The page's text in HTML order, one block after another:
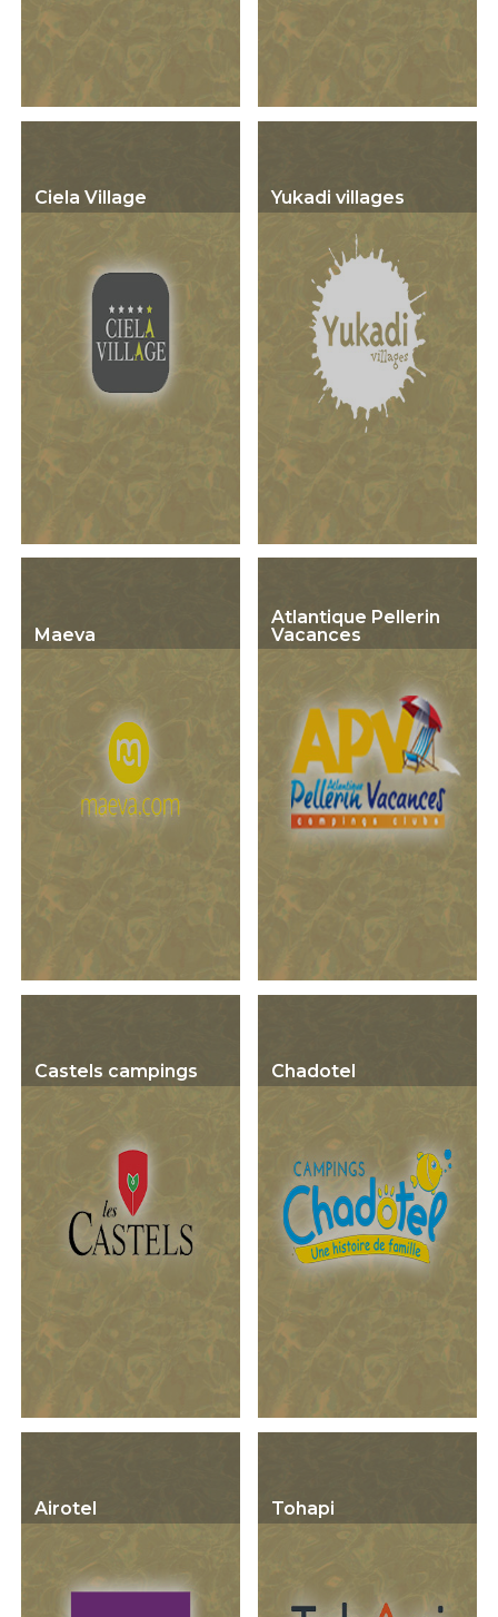
Ciela Village Yukadi villages
Maeva
Atlantique Pellerin
Vacances
Castels campings Chadotel
Airotel Tohapi